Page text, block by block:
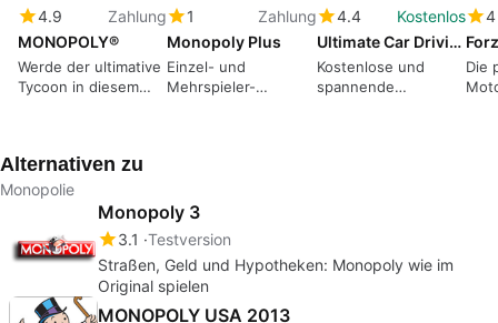
4.9
Zahlung
MONOPOLY®
Werde der ultimative
Tycoon in diesem
1
Zahlung
Monopoly Plus
Einzel- und
Mehrspieler-
4.4
Kostenlos
Ultimate Car Driving Simulator Game
Kostenlose und
spannende
4
Die
Alternativen zu
Monopolie
Monopoly 3
3.1 Testversion
Straßen, Geld und Hypotheken: Monopoly wie im
Original spielen
MONOPOLY USA 2013